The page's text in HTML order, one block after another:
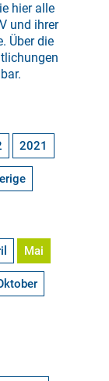
hier alle
und ihrer
Über die
2021
Mai